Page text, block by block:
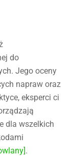
do
Jego oceny
napraw oraz
eksperci ci
dla wszelkich
.